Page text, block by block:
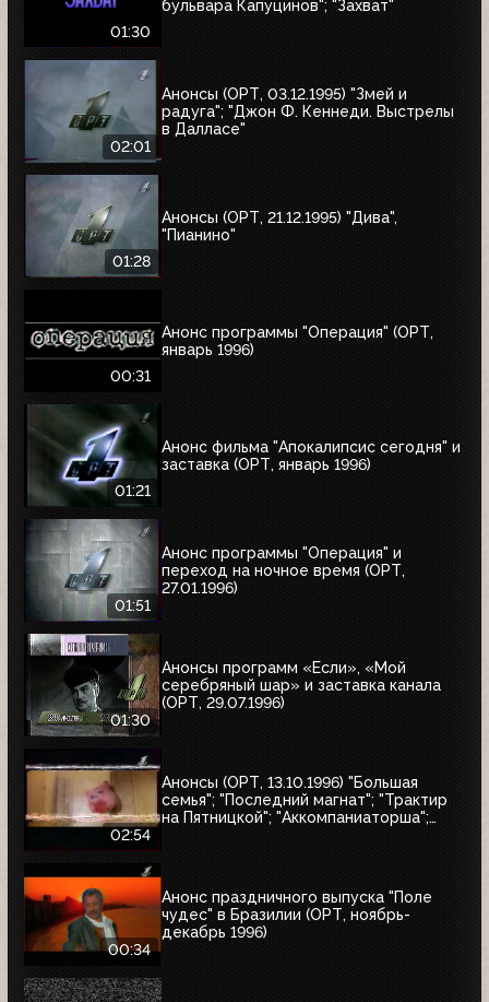
01:30
бульвара Капуцинов"; "Захват"
02:01
Анонсы (ОРТ, 03.12.1995) "Змей и
радуга"; "Джон Ф. Кеннеди. Выстрелы
в Далласе"
01:28
Анонсы (ОРТ, 21.12.1995) "Дива",
"Пианино"
00:31
Анонс программы "Операция" (ОРТ,
январь 1996)
01:21
Анонс фильма "Апокалипсис сегодня" и
заставка (ОРТ, январь 1996)
01:51
Анонс программы "Операция" и
переход на ночное время (ОРТ,
27.01.1996)
01:30
Анонсы программ «Если», «Мой
серебряный шар» и заставка канала
(ОРТ, 29.07.1996)
02:54
Анонсы (ОРТ, 13.10.1996) "Большая
семья"; "Последний магнат"; "Трактир
на Пятницкой"; "Аккомпаниаторша";
00:34
Анонс праздничного выпуска "Поле
чудес" в Бразилии (ОРТ, ноябрь-
декабрь 1996)